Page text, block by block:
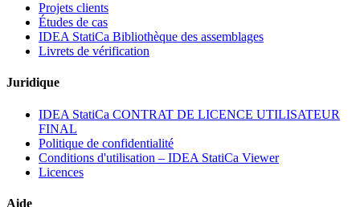
Projets clients
Études de cas
IDEA StatiCa Bibliothèque des assemblages
Livrets de vérification
Juridique
IDEA StatiCa CONTRAT DE LICENCE UTILISATEUR
FINAL
Politique de confidentialité
Conditions d'utilisation – IDEA StatiCa Viewer
Licences
Aide